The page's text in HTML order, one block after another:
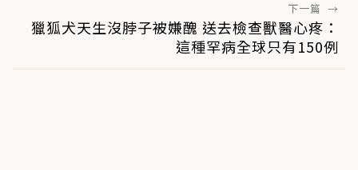
下一篇 →
獵狐犬天生沒脖子被嫌醜 送去檢查獸醫心疼：
這種罕病全球只有150例